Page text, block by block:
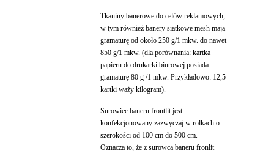
Tkaniny banerowe do celów reklamowych,
w tym również banery siatkowe mesh mają
gramaturę od około 250 g/1 mkw. do nawet
850 g/1 mkw. (dla porównania: kartka
papieru do drukarki biurowej posiada
gramaturę 80 g /1 mkw. Przykładowo: 12,5
kartki waży kilogram).
Surowiec baneru frontlit jest
konfekcjonowany zazwyczaj w rolkach o
szerokości od 100 cm do 500 cm.
Oznacza to, że z surowca baneru fronlit